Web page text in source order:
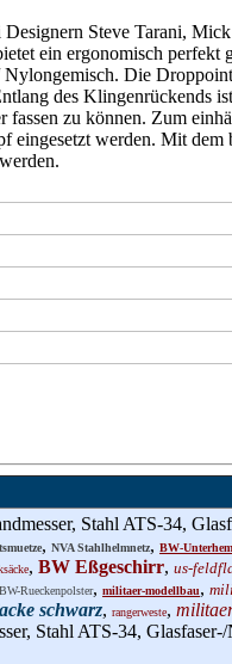
Steve Tarani,
ein ergonomisch
Nylongemisch. Die
des Klingenrückends
zu können. Zum
werden. Mit dem
Stahl ATS-34,
, NVA Stahlhelmnetz, BW-
, BW Eßgeschirr, us-
BW-Rueckenpolster, militaer-modellbau,
schwarz, rangerweste,
Stahl ATS-34,